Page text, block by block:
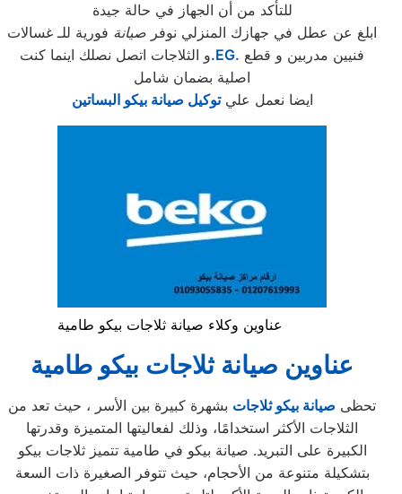
للتأكد من أن الجهاز في حالة جيدة
ابلغ عن عطل في جهازك المنزلي نوفر صيانة فورية للـ غسالات
و الثلاجات اتصل نصلك اينما كنت.EG.
اصلية بضمان شامل
ايضا نعمل عليتوكيل صيانة بيكو البساتين
عناوين وكلاء صيانة ثلاجات بيكو طامية
عناوين صيانة ثلاجات بيكو طامية
تحظى صيانة بيكو ثلاجات بشهرة كبيرة بين الأسر ، حيث تعد من
الثلاجات الأكثر استخدامًا، وذلك لفعاليتها المتميزة وقدرتها
الكبيرة على التبريد. صيانة بيكو في طامية تتميز ثلاجات بيكو
بتشكيلة متنوعة من الأحجام، حيث تتوفر الصغيرة ذات السعة